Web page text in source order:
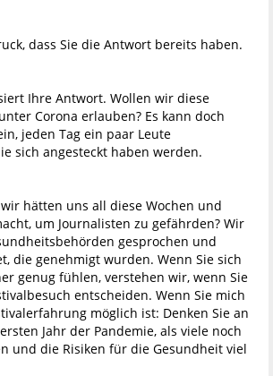
dass Sie die Antwort bereits haben.
Ihre Antwort. Wollen wir diese
Corona erlauben? Es kann doch
jeden Tag ein paar Leute
sich angesteckt haben werden.
hätten uns all diese Wochen und
um Journalisten zu gefährden? Wir
gesprochen und
die genehmigt wurden. Wenn Sie sich
genug fühlen, verstehen wir, wenn Sie
entscheiden. Wenn Sie mich
möglich ist: Denken Sie an
Jahr der Pandemie, als viele noch
und die Risiken für die Gesundheit viel